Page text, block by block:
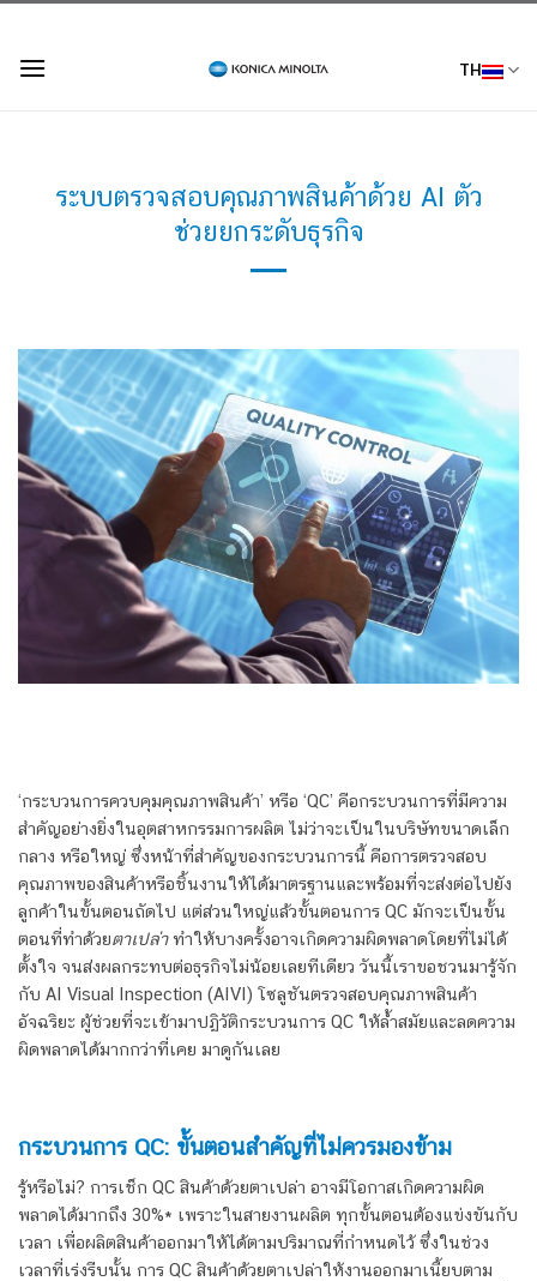
content
TH
ระบบตรวจสอบคุณภาพสินค้าด้วย AI ตัว
ช่วยยกระดับธุรกิจ
‘กระบวนการควบคุมคุณภาพสินค้า’ หรือ ‘QC’ คือกระบวนการที่มีความ
สำคัญอย่างยิ่งในอุตสาหกรรมการผลิต ไม่ว่าจะเป็นในบริษัทขนาดเล็ก
กลาง หรือใหญ่ ซึ่งหน้าที่สำคัญของกระบวนการนี้ คือการตรวจสอบ
คุณภาพของสินค้าหรือชิ้นงานให้ได้มาตรฐานและพร้อมที่จะส่งต่อไปยัง
ลูกค้าในขั้นตอนถัดไป แต่ส่วนใหญ่แล้วขั้นตอนการ QC มักจะเป็นขั้น
ตอนที่ทำด้วยตาเปล่าทำให้บางครั้งอาจเกิดความผิดพลาดโดยที่ไม่ได้
ตั้งใจ จนส่งผลกระทบต่อธุรกิจไม่น้อยเลยทีเดียว วันนี้เราขอชวนมารู้จัก
กับ AI Visual Inspection (AIVI) โซลูชันตรวจสอบคุณภาพสินค้า
อัจฉริยะ ผู้ช่วยที่จะเข้ามาปฏิวัติกระบวนการ QC ให้ล้ำสมัยและลดความ
ผิดพลาดได้มากกว่าที่เคย มาดูกันเลย
กระบวนการ QC: ขั้นตอนสำคัญที่ไม่ควรมองข้าม
รู้หรือไม่? การเช็ก QC สินค้าด้วยตาเปล่า อาจมีโอกาสเกิดความผิด
พลาดได้มากถึง 30%* เพราะในสายงานผลิต ทุกขั้นตอนต้องแข่งขันกับ
เวลา เพื่อผลิตสินค้าออกมาให้ได้ตามปริมาณที่กำหนดไว้ ซึ่งในช่วง
เวลาที่เร่งรีบนั้น การ QC สินค้าด้วยตาเปล่าให้งานออกมาเนี้ยบตาม